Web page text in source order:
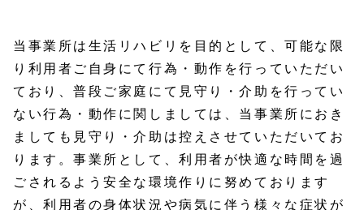
当事業所は生活リハビリを目的として、可能な限
り利用者ご自身にて行為・動作を行っていただい
ており、普段ご家庭にて見守り・介助を行ってい
ない行為・動作に関しましては、当事業所におき
ましても見守り・介助は控えさせていただいてお
ります。事業所として、利用者が快適な時間を過
ごされるよう安全な環境作りに努めております
が、利用者の身体状況や病気に伴う様々な症状が